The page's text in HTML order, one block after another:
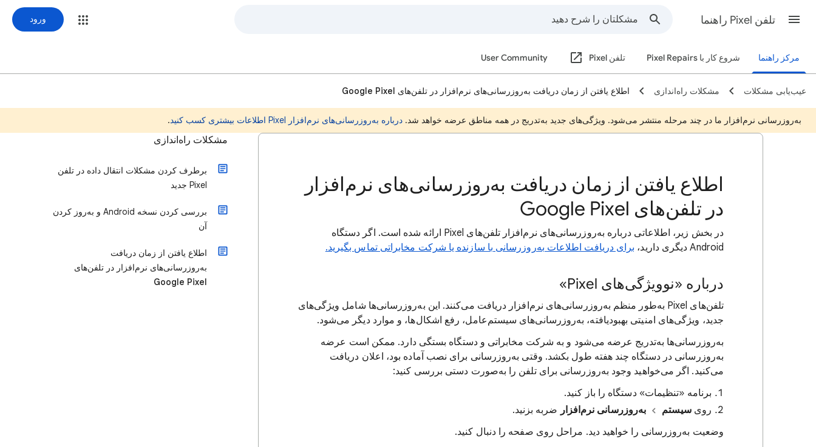
تلفن Pixel راهنما ورود
مرکز راهنما شروع کار با Pixel Repairs تلفن Pixel User Community
عیب‌یابی مشکلات مشکلات راه‌اندازی اطلاع یافتن از زمان دریافت به‌روزرسانی‌های نرم‌افزار در تلفن‌های Google Pixel
به‌روزرسانی نرم‌افزار ما در چند مرحله منتشر می‌شود. ویژگی‌های جدید به‌تدریج در همه مناطق عرضه خواهد شد. درباره به‌روزرسانی‌های نرم‌افزار Pixel اطلاعات بیشتری کسب کنید .
اطلاع یافتن از زمان دریافت به‌روزرسانی‌های نرم‌افزار
در تلفن‌های Google Pixel
در بخش زیر، اطلاعاتی درباره به‌روزرسانی‌های نرم‌افزار تلفن‌های Pixel ارائه شده است. اگر دستگاه
Android دیگری دارید،
برای دریافت اطلاعات به‌روزرسانی با سازنده یا شرکت مخابراتی تماس بگیرید.
درباره «نوویژگی‌های Pixel»
تلفن‌های Pixel به‌طور منظم به‌روزرسانی‌های نرم‌افزار دریافت می‌کنند. این به‌روزرسانی‌ها شامل ویژگی‌های
جدید، ویژگی‌های امنیتی بهبودیافته، به‌روزرسانی‌های سیستم‌عامل، رفع اشکال‌ها، و موارد دیگر می‌شود.
به‌روزرسانی‌ها به‌تدریج عرضه می‌شود و به شرکت مخابراتی و دستگاه بستگی دارد. ممکن است عرضه
به‌روزرسانی در دستگاه چند هفته طول بکشد. وقتی به‌روزرسانی برای نصب آماده بود، اعلان دریافت
می‌کنید. اگر می‌خواهید وجود به‌روزرسانی برای تلفن را به‌صورت دستی بررسی کنید:
برنامه «تنظیمات» دستگاه را باز کنید.
رویسیستم به‌روزرسانی نرم‌افزار ضربه بزنید.
وضعیت به‌روزرسانی را خواهید دید. مراحل روی صفحه را دنبال کنید.
مشکلات راه‌اندازی
برطرف کردن مشکلات انتقال داده در تلفن
Pixel جدید
بررسی کردن نسخه Android و به‌روز کردن
آن
اطلاع یافتن از زمان دریافت
به‌روزرسانی‌های نرم‌افزار در تلفن‌های
Google Pixel